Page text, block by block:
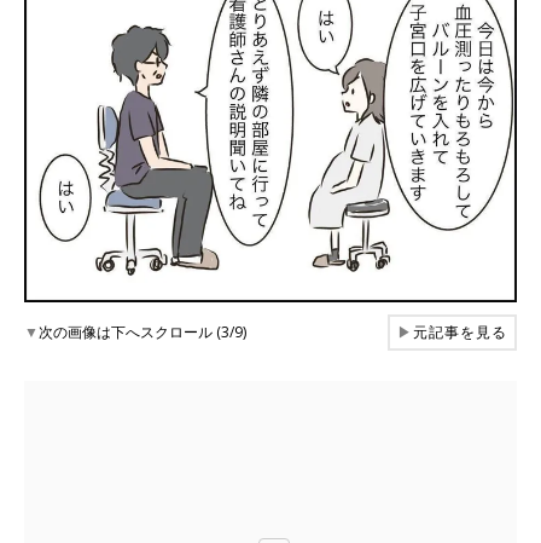
▼次の画像は下へスクロール (3/9) ▶元記事を見る